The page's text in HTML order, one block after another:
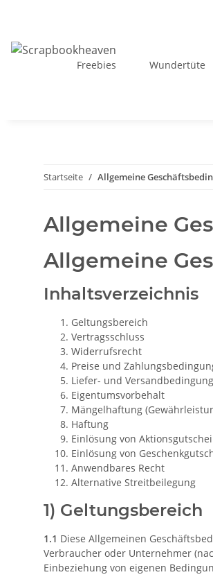
Freebies
Wundertüte
Startseite Allgemeine
Allgemeine
Allgemeine
Inhaltsverzeichnis
Geltungsbereich
Vertragsschluss
Widerrufsrecht
Preise und
Liefer- und
Eigentumsvorbehalt
Mängelhaftung
Haftung
Einlösung von
Einlösung von
Anwendbares Recht
Alternative Streitbeilegung
1) Geltungsbereich
1.1 Diese Allgemeinen
Verbraucher oder Unternehmer
Einbeziehung von eigenen